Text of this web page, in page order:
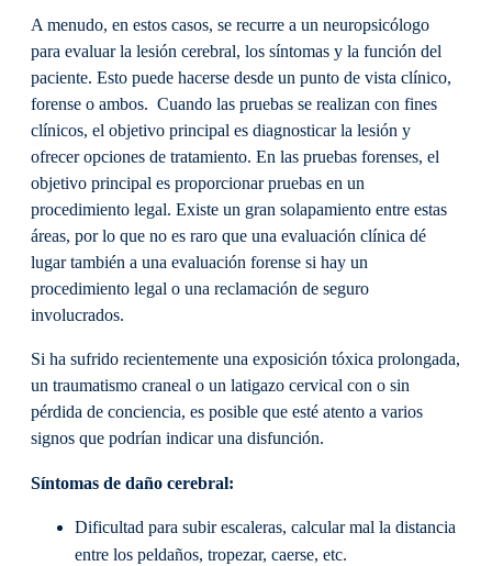
A menudo, en estos casos, se recurre a un neuropsicólogo
para evaluar la lesión cerebral, los síntomas y la función del
paciente. Esto puede hacerse desde un punto de vista clínico,
forense o ambos. Cuando las pruebas se realizan con fines
clínicos, el objetivo principal es diagnosticar la lesión y
ofrecer opciones de tratamiento. En las pruebas forenses, el
objetivo principal es proporcionar pruebas en un
procedimiento legal. Existe un gran solapamiento entre estas
áreas, por lo que no es raro que una evaluación clínica dé
lugar también a una evaluación forense si hay un
procedimiento legal o una reclamación de seguro
involucrados.
Si ha sufrido recientemente una exposición tóxica prolongada,
un traumatismo craneal o un latigazo cervical con o sin
pérdida de conciencia, es posible que esté atento a varios
signos que podrían indicar una disfunción.
Síntomas de daño cerebral:
Dificultad para subir escaleras, calcular mal la distancia
entre los peldaños, tropezar, caerse, etc.